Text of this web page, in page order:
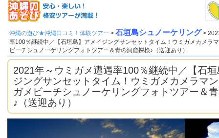
沖縄の遊び★沖縄口コミ！体験ツアー > 石垣島シュノーケリング >
率100％継続中／【石垣島】アメイジングサンセットタイム！ウミガメカメラ
ビーチシュノーケリングフォトツアー＆青の洞窟探検♪（送迎あり）
2021年～ウミガメ遭遇率100％継続中／【石
ジングサンセットタイム！ウミガメカメラマ
ガメビーチシュノーケリングフォトツアー＆
♪（送迎あり）